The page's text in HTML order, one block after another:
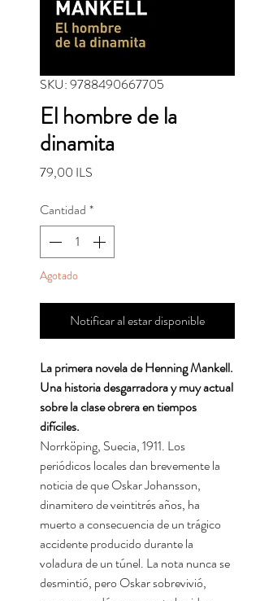
SKU: 9788490667705
El hombre de la
dinamita
79,00 ILS
Cantidad *
Agotado
Notificar al estar disponible
La primera novela de Henning Mankell.
Una historia desgarradora y muy actual
sobre la clase obrera en tiempos
difíciles.
Norrköping, Suecia, 1911. Los
periódicos locales dan brevemente la
noticia de que Oskar Johansson,
dinamitero de veintitrés años, ha
muerto a consecuencia de un trágico
accidente producido durante la
voladura de un túnel. La nota nunca se
desmintió, pero Oskar sobrevivió,